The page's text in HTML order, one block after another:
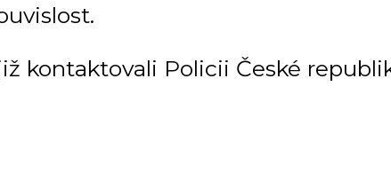
kontaktovali Policii České